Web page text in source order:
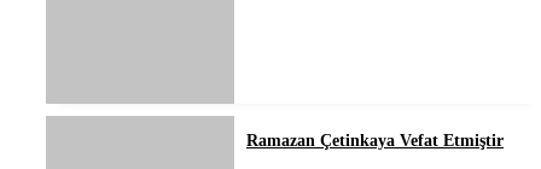
Ramazan Çetinkaya Vefat Etmiştir